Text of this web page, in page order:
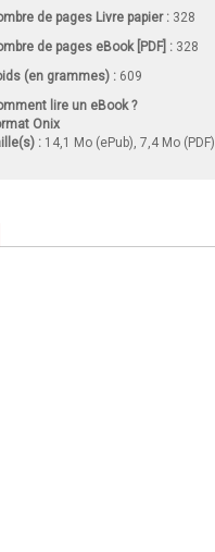
de pages Livre papier: 328
de pages eBook [PDF] : 328
(en grammes) : 609
lire un eBook ?
Onix
: 14,1 Mo (ePub), 7,4 Mo (PDF)